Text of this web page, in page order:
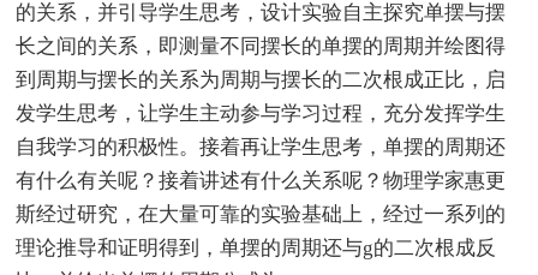
的关系，并引导学生思考，设计实验自主探究单摆与摆
长之间的关系，即测量不同摆长的单摆的周期并绘图得
到周期与摆长的关系为周期与摆长的二次根成正比，启
发学生思考，让学生主动参与学习过程，充分发挥学生
自我学习的积极性。接着再让学生思考，单摆的周期还
有什么有关呢？接着讲述有什么关系呢？物理学家惠更
斯经过研究，在大量可靠的实验基础上，经过一系列的
理论推导和证明得到，单摆的周期还与g的二次根成反